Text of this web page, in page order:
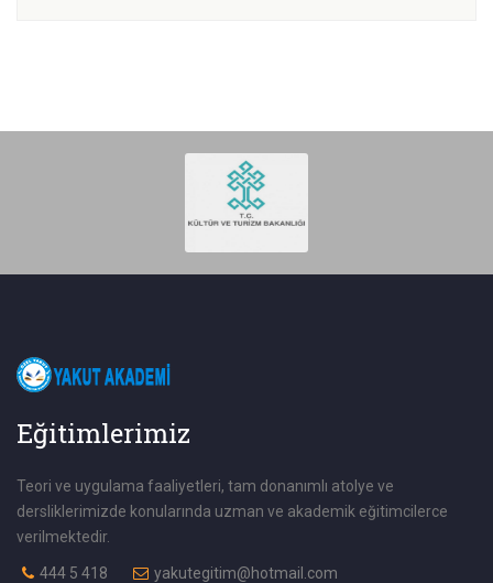
Eğitimlerimiz
Teori ve uygulama faaliyetleri, tam donanımlı atolye ve
dersliklerimizde konularında uzman ve akademik eğitimcilerce
verilmektedir.
444 5 418
yakutegitim@hotmail.com